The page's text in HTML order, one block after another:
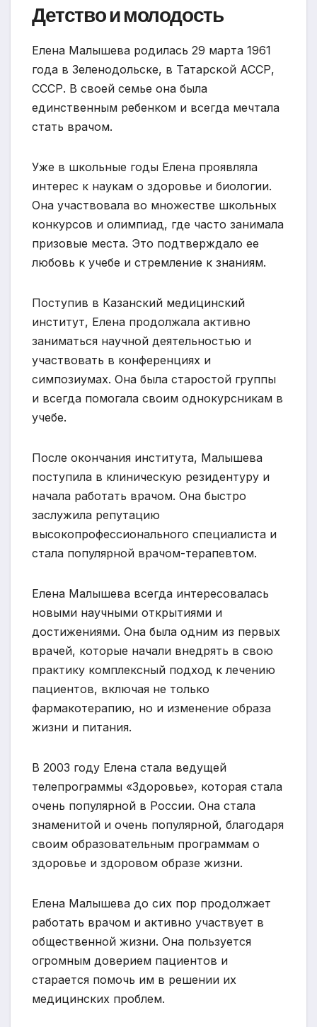
Детство и молодость
Елена Малышева родилась 29 марта 1961
года в Зеленодольске, в Татарской АССР,
СССР. В своей семье она была
единственным ребенком и всегда мечтала
стать врачом.
Уже в школьные годы Елена проявляла
интерес к наукам о здоровье и биологии.
Она участвовала во множестве школьных
конкурсов и олимпиад, где часто занимала
призовые места. Это подтверждало ее
любовь к учебе и стремление к знаниям.
Поступив в Казанский медицинский
институт, Елена продолжала активно
заниматься научной деятельностью и
участвовать в конференциях и
симпозиумах. Она была старостой группы
и всегда помогала своим однокурсникам в
учебе.
После окончания института, Малышева
поступила в клиническую резидентуру и
начала работать врачом. Она быстро
заслужила репутацию
высокопрофессионального специалиста и
стала популярной врачом-терапевтом.
Елена Малышева всегда интересовалась
новыми научными открытиями и
достижениями. Она была одним из первых
врачей, которые начали внедрять в свою
практику комплексный подход к лечению
пациентов, включая не только
фармакотерапию, но и изменение образа
жизни и питания.
В 2003 году Елена стала ведущей
телепрограммы «Здоровье», которая стала
очень популярной в России. Она стала
знаменитой и очень популярной, благодаря
своим образовательным программам о
здоровье и здоровом образе жизни.
Елена Малышева до сих пор продолжает
работать врачом и активно участвует в
общественной жизни. Она пользуется
огромным доверием пациентов и
старается помочь им в решении их
медицинских проблем.